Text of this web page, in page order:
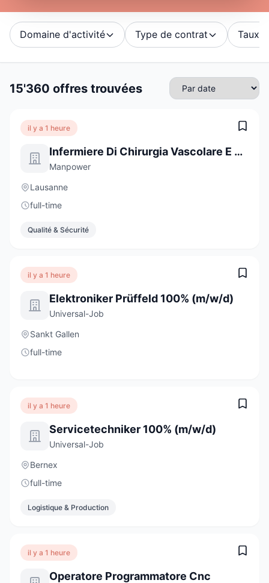
Domaine d'activité Type de contrat Taux
15'360 offres trouvées
il y a 1 heure
Infermiere Di Chirurgia Vascolare E Cardiaca
Manpower
Lausanne
full-time
Qualité & Sécurité
il y a 1 heure
Elektroniker Prüffeld 100% (m/w/d)
Universal-Job
Sankt Gallen
full-time
il y a 1 heure
Servicetechniker 100% (m/w/d)
Universal-Job
Bernex
full-time
Logistique & Production
il y a 1 heure
Operatore Programmatore Cnc